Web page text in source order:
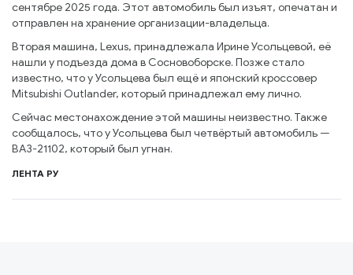
сентябре 2025 года. Этот автомобиль был изъят, опечатан и
отправлен на хранение организации-владельца.
Вторая машина, Lexus, принадлежала Ирине Усольцевой, её
нашли у подъезда дома в Сосновоборске. Позже стало
известно, что у Усольцева был ещё и японский кроссовер
Mitsubishi Outlander, который принадлежал ему лично.
Сейчас местонахождение этой машины неизвестно. Также
сообщалось, что у Усольцева был четвёртый автомобиль —
ВАЗ-21102, который был угнан.
ЛЕНТА РУ